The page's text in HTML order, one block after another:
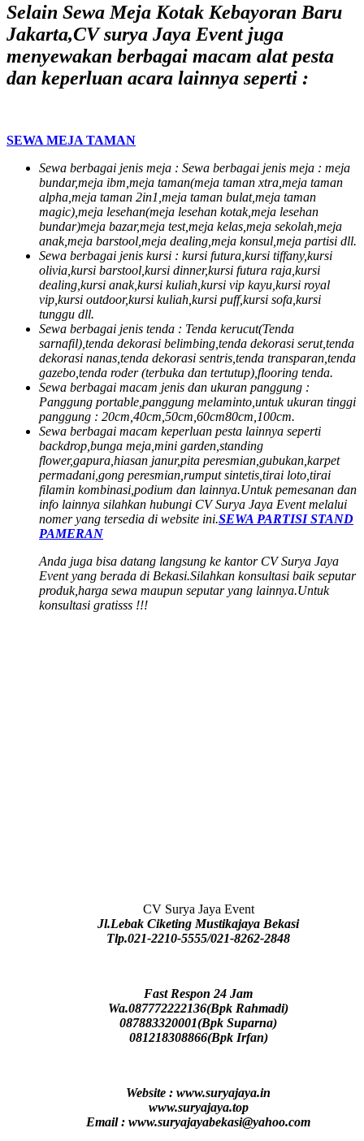
Selain Sewa Meja Kotak Kebayoran Baru
Jakarta,CV surya Jaya Event juga
menyewakan berbagai macam alat pesta
dan keperluan acara lainnya seperti :
SEWA MEJA TAMAN
Sewa berbagai jenis meja : Sewa berbagai jenis meja : meja
bundar,meja ibm,meja taman(meja taman xtra,meja taman
alpha,meja taman 2in1,meja taman bulat,meja taman
magic),meja lesehan(meja lesehan kotak,meja lesehan
bundar)meja bazar,meja test,meja kelas,meja sekolah,meja
anak,meja barstool,meja dealing,meja konsul,meja partisi dll.
Sewa berbagai jenis kursi : kursi futura,kursi tiffany,kursi
olivia,kursi barstool,kursi dinner,kursi futura raja,kursi
dealing,kursi anak,kursi kuliah,kursi vip kayu,kursi royal
vip,kursi outdoor,kursi kuliah,kursi puff,kursi sofa,kursi
tunggu dll.
Sewa berbagai jenis tenda : Tenda kerucut(Tenda
sarnafil),tenda dekorasi belimbing,tenda dekorasi serut,tenda
dekorasi nanas,tenda dekorasi sentris,tenda transparan,tenda
gazebo,tenda roder (terbuka dan tertutup),flooring tenda.
Sewa berbagai macam jenis dan ukuran panggung :
Panggung portable,panggung melaminto,untuk ukuran tinggi
panggung : 20cm,40cm,50cm,60cm80cm,100cm.
Sewa berbagai macam keperluan pesta lainnya seperti
backdrop,bunga meja,mini garden,standing
flower,gapura,hiasan janur,pita peresmian,gubukan,karpet
permadani,gong peresmian,rumput sintetis,tirai loto,tirai
filamin kombinasi,podium dan lainnya.Untuk pemesanan dan
info lainnya silahkan hubungi CV Surya Jaya Event melalui
nomer yang tersedia di website ini.SEWA PARTISI STAND
PAMERAN
Anda juga bisa datang langsung ke kantor CV Surya Jaya
Event yang berada di Bekasi.Silahkan konsultasi baik seputar
produk,harga sewa maupun seputar yang lainnya.Untuk
konsultasi gratisss !!!
CV Surya Jaya Event
Jl.Lebak Ciketing Mustikajaya Bekasi
Tlp.021-2210-5555/021-8262-2848
Fast Respon 24 Jam
Wa.087772222136(Bpk Rahmadi)
087883320001(Bpk Suparna)
081218308866(Bpk Irfan)
Website : www.suryajaya.in
www.suryajaya.top
Email : www.suryajayabekasi@yahoo.com